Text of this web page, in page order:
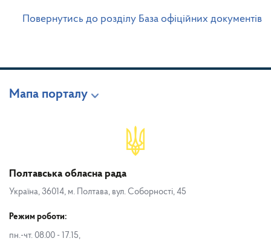
Повернутись до розділу База офіційних документів
Мапа порталу
Полтавська обласна рада
Україна, 36014, м. Полтава, вул. Соборності, 45
Режим роботи:
пн.-чт. 08.00 - 17.15,